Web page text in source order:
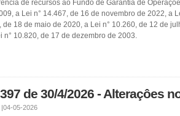
de recursos ao Fundo de Garantia de
a Lei n° 14.467, de 16 de novembro de 2022, a
de 18 de maio de 2020, a Lei n° 10.260, de 12 de
n° 10.820, de 17 de dezembro de 2003.
de 30/4/2026 - Alteraçôes
|04-05-2026